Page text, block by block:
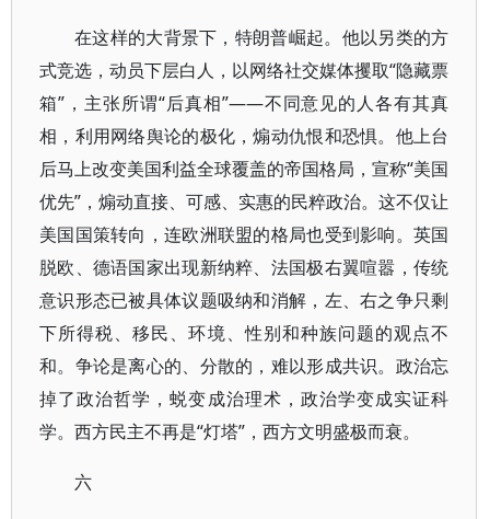
在这样的大背景下，特朗普崛起。他以另类的方
式竞选，动员下层白人，以网络社交媒体攫取“隐藏票
箱”，主张所谓“后真相”——不同意见的人各有其真
相，利用网络舆论的极化，煽动仇恨和恐惧。他上台
后马上改变美国利益全球覆盖的帝国格局，宣称“美国
优先”，煽动直接、可感、实惠的民粹政治。这不仅让
美国国策转向，连欧洲联盟的格局也受到影响。英国
脱欧、德语国家出现新纳粹、法国极右翼喧嚣，传统
意识形态已被具体议题吸纳和消解，左、右之争只剩
下所得税、移民、环境、性别和种族问题的观点不
和。争论是离心的、分散的，难以形成共识。政治忘
掉了政治哲学，蜕变成治理术，政治学变成实证科
学。西方民主不再是“灯塔”，西方文明盛极而衰。
六